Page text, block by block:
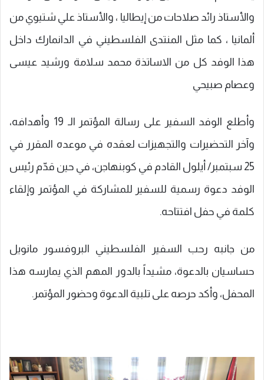
والأستاذ رائد صلاحات من إيطاليا ، والأستاذ علي شتيوي من
ألمانيا ، كما مثل المنتدى الفلسطيني في الدانمارك داخل
هذا الوفد كل من الاساتذة محمد سلامة ورشيد عيسى
وعصام صبيحي
وأطلع الوفد السفير على رسالة المؤتمر الـ 19 وأهدافه،
وآخر التحضيرات والتجهيزات لعقده في موعده المقرر في
25 سبتمبر/ أيلول القادم في كوبنهاجن، في حين قدّم رئيس
الوفد دعوة رسمية للسفير للمشاركة في المؤتمر وإلقاء
كلمة في حفل افتتاحه.
من جانبه رحب السفير الفلسطيني البروفسور مانويل
حساسيان بالدعوة، مشيداً بالدور المهم الذي يمارسه هذا
المحفل، وأكد حرصه على تلبية الدعوة وحضور المؤتمر.